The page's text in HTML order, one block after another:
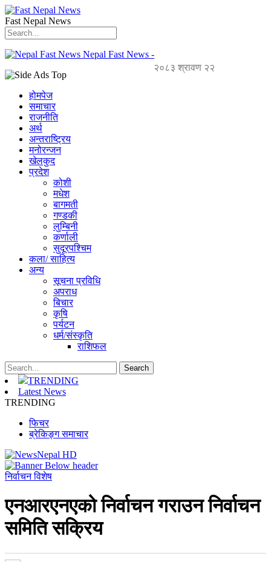
Fast Nepal News
Nepal Fast News -
२०८३ श्रावण २२
होमपेज
समाचार
राजनीति
अर्थ
अन्तराष्ट्रिय
मनोरन्जन
खेलकुद
प्रदेश
कोशी
मधेश
बागमती
गण्डकी
लुम्बिनी
कर्णाली
सुदूरपश्चिम
कला/ साहित्य
अन्य
सूचना प्रविधि
अपराध
बिचार
कृषि
पर्यटन
धर्म/संस्कृति
राशिफल
TRENDING
Latest News
TRENDING
फिचर
ब्रेकिङ्ग समाचार
निर्वाचन विशेष
एनआरएनएको निर्वाचन गराउन निर्वाचन
समिति सक्रिय